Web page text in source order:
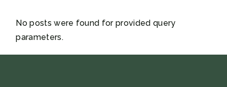
No posts were found for provided query
parameters.